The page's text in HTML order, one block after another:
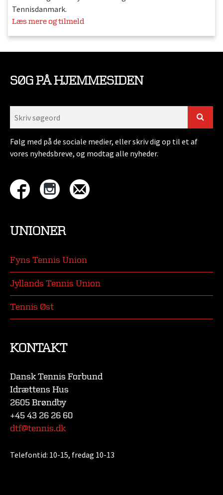
Tennisdanmark.
Læs mere og tilmeld
SØG PÅ HJEMMESIDEN
Følg med på de sociale medier, eller skriv dig op til et af
vores nyhedsbreve, og modtag alle nyheder.
UNIONER
Fyns Tennis Union
Jyllands Tennis Union
Tennis Øst
KONTAKT
Dansk Tennis Forbund
Idrættens Hus
2605 Brøndby
+45 43 26 26 60
dtf@tennis.dk
Telefontid: 10-15, fredag 10-13